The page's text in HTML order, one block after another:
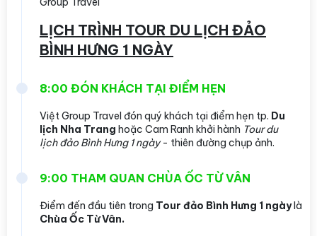
LỊCH TRÌNH TOUR DU LỊCH ĐẢO
BÌNH HƯNG 1 NGÀY
8:00 ĐÓN KHÁCH TẠI ĐIỂM HẸN
Việt Group Travel đón quý khách tại điểm hẹn tp. Du
lịch Nha Trang hoặc Cam Ranh khởi hành Tour du
lịch đảo Bình Hưng 1 ngày- thiên đường chụp ảnh.
9:00 THAM QUAN CHÙA ỐC TỪ VÂN
Điểm đến đầu tiên trong Tour đảo Bình Hưng 1 ngàylà
Chùa Ốc Từ Vân.